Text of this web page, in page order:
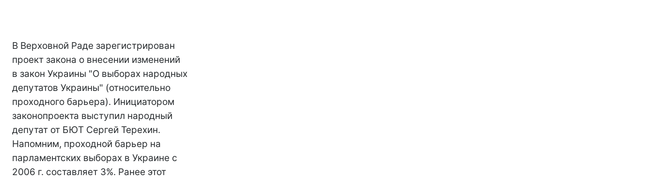
В Верховной Раде зарегистрирован
проект закона о внесении изменений
в закон Украины "О выборах народных
депутатов Украины" (относительно
проходного барьера). Инициатором
законопроекта выступил народный
депутат от БЮТ Сергей Терехин.
Напомним, проходной барьер на
парламентских выборах в Украине с
2006 г. составляет 3%. Ранее этот